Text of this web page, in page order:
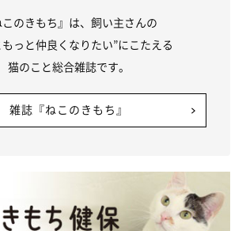
このきもち』は、飼い主さんの
もっと仲良くなりたい”にこたえる
猫のこと総合雑誌です。
雑誌『ねこのきもち』